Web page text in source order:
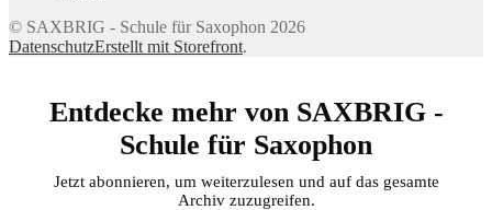
© SAXBRIG - Schule für Saxophon 2026
DatenschutzErstellt mit Storefront.
Entdecke mehr von SAXBRIG -
Schule für Saxophon
Jetzt abonnieren, um weiterzulesen und auf das gesamte
Archiv zuzugreifen.